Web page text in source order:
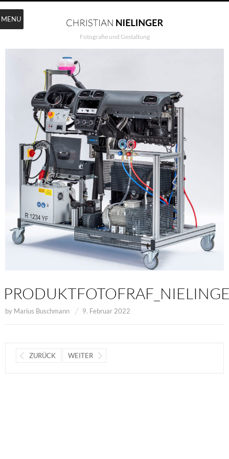
Fotografie und Gestaltung
by Marius Buschmann 9. Februar 2022
ZURÜCK WEITER
MENU